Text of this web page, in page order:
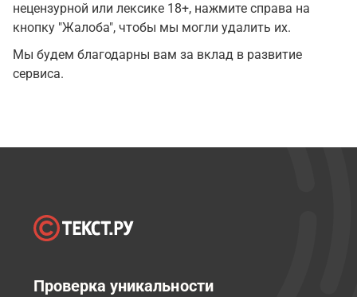
нецензурной или лексике 18+, нажмите справа на
кнопку "Жалоба", чтобы мы могли удалить их.
Мы будем благодарны вам за вклад в развитие
сервиса.
Проверка уникальности